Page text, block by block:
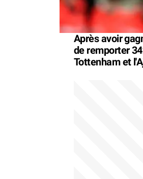
Après avoir
de remporter
Tottenham et